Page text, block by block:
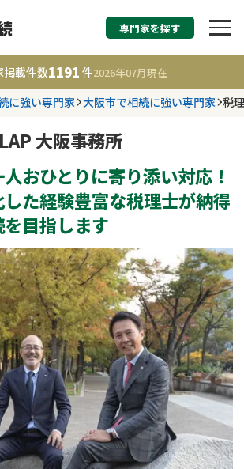
相続税申告・相続手
す
都道府県を選択
事務所 1191
件
更新日 : 2026年07月21日
遺言書作成・遺言執行
相続登記
遺留分侵害額請求
相続手続き
家族信託
費用相場
コラム
相続手続き
遺言
遺産分割
専門家を探す
掲載件数1191 件2026年07月現在
に強い専門家 大阪市で相続に強い専門家 税
大阪事務所
おひとりに寄り添い対応！
た経験豊富な税理士が納得
目指します